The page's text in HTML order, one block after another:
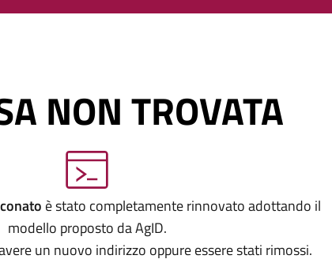
NON TROVATA
è stato completamente rinnovato adottando il
modello proposto da AgID.
un nuovo indirizzo oppure essere stati rimossi.